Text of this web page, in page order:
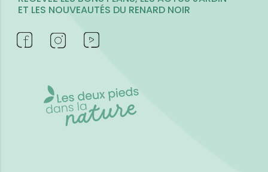
ET LES NOUVEAUTÉS DU RENARD NOIR